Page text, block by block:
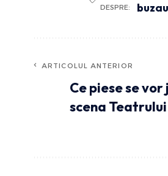
DESPRE:
buzau
ARTICOLUL ANTERIOR
Ce piese se
scena